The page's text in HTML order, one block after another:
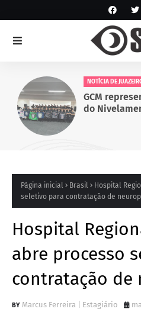
NOTÍCIA DE
GCM
do
Página inicial Brasil
Hospital
seletivo para contratação de
Hospital
abre processo
contratação de
Marcus Ferreira | Estagiário